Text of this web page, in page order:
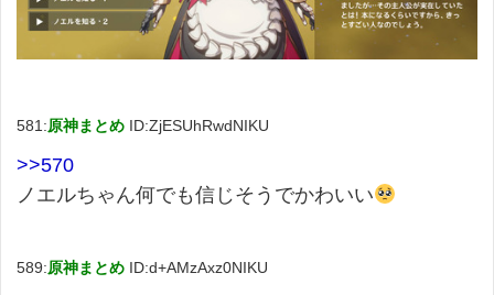
581:原神まとめ ID:ZjESUhRwdNIKU
>>570
ノエルちゃん何でも信じそうでかわいい
589:原神まとめ ID:d+AMzAxz0NIKU